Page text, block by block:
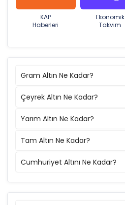
KAP
Haberleri
Ekonomik
Takvim
Gram Altın Ne Kadar?
Çeyrek Altın Ne Kadar?
Yarım Altın Ne Kadar?
Tam Altın Ne Kadar?
Cumhuriyet Altını Ne Kadar?